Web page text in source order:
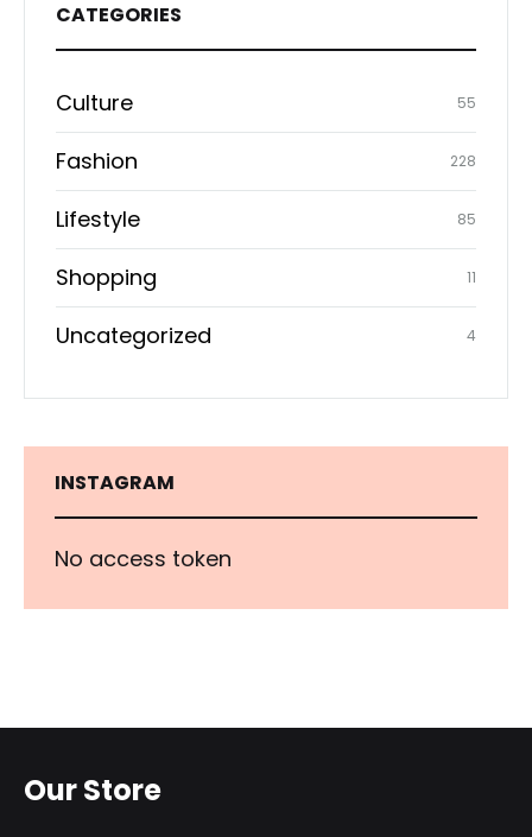
CATEGORIES
Culture 55
Fashion 228
Lifestyle 85
Shopping 11
Uncategorized 4
INSTAGRAM
No access token
Our Store